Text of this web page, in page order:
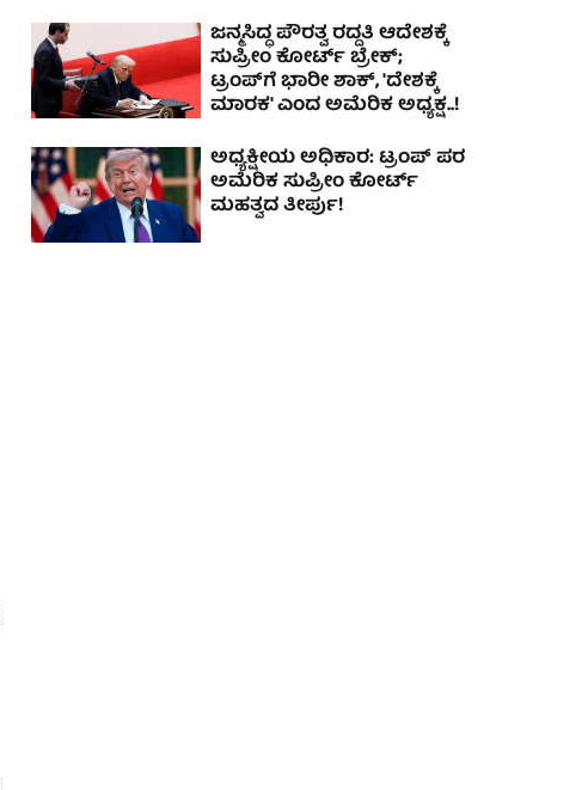
ಜನ್ಮಸಿದ್ಧ ಪೌರತ್ವ ರದ್ದತಿ ಆದೇಶಕ್ಕೆ
ಸುಪ್ರೀಂ ಕೋರ್ಟ್ ಬ್ರೇಕ್;
ಟ್ರಂಪ್‌ಗೆ ಭಾರೀ ಶಾಕ್, 'ದೇಶಕ್ಕೆ
ಮಾರಕ' ಎಂದ ಅಮೆರಿಕ ಅಧ್ಯಕ್ಷ..!
ಅಧ್ಯಕ್ಷೀಯ ಅಧಿಕಾರ: ಟ್ರಂಪ್ ಪರ
ಅಮೆರಿಕ ಸುಪ್ರೀಂ ಕೋರ್ಟ್
ಮಹತ್ವದ ತೀರ್ಪು!